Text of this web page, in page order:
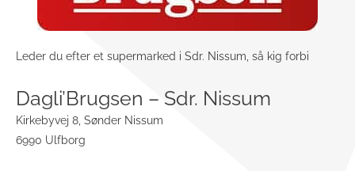
Leder du efter et supermarked i Sdr. Nissum, så kig forbi
Dagli’Brugsen – Sdr. Nissum
Kirkebyvej 8, Sønder Nissum
6990 Ulfborg